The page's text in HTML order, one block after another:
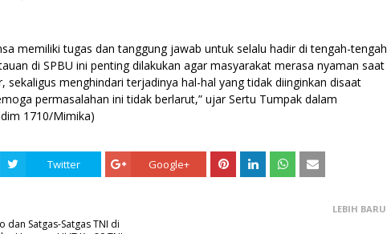
memiliki tugas dan tanggung jawab untuk selalu hadir di tengah-tengah
di SPBU ini penting dilakukan agar masyarakat merasa nyaman saat
sekaligus menghindari terjadinya hal-hal yang tidak diinginkan disaat
permasalahan ini tidak berlarut,” ujar Sertu Tumpak dalam
1710/Mimika)
Twitter Google+
LEBIH BARU
dan Satgas-Satgas TNI di